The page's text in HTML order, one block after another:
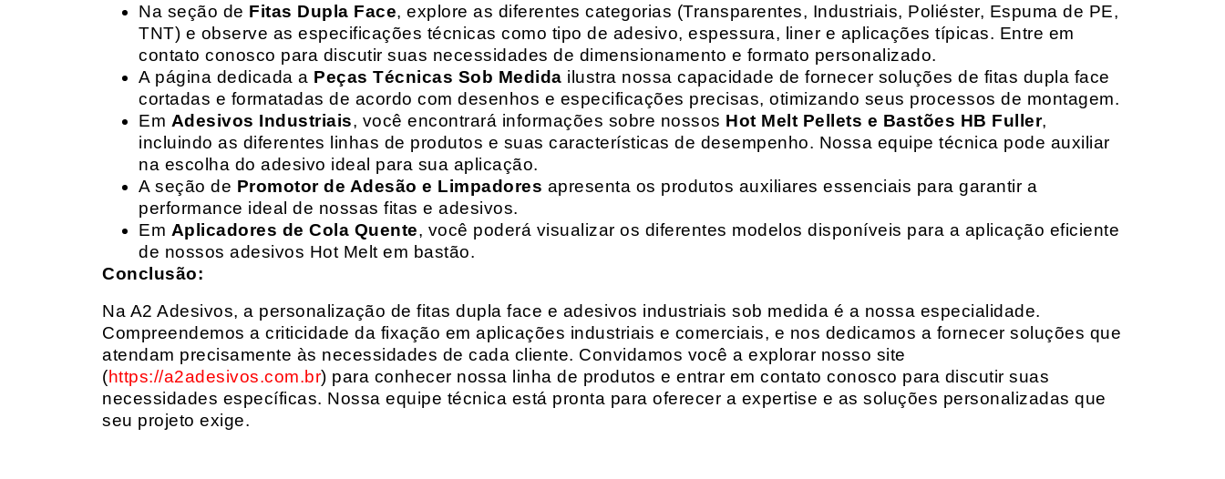
Na seção de Fitas Dupla Face, explore as diferentes categorias (Transparentes, Industriais, Poliéster, Espuma de PE,
TNT) e observe as especificações técnicas como tipo de adesivo, espessura, liner e aplicações típicas. Entre em
contato conosco para discutir suas necessidades de dimensionamento e formato personalizado.
A página dedicada a Peças Técnicas Sob Medida ilustra nossa capacidade de fornecer soluções de fitas dupla face
cortadas e formatadas de acordo com desenhos e especificações precisas, otimizando seus processos de montagem.
Em Adesivos Industriais, você encontrará informações sobre nossos Hot Melt Pellets e Bastões HB Fuller,
incluindo as diferentes linhas de produtos e suas características de desempenho. Nossa equipe técnica pode auxiliar
na escolha do adesivo ideal para sua aplicação.
A seção de Promotor de Adesão e Limpadores apresenta os produtos auxiliares essenciais para garantir a
performance ideal de nossas fitas e adesivos.
Em Aplicadores de Cola Quente, você poderá visualizar os diferentes modelos disponíveis para a aplicação eficiente
de nossos adesivos Hot Melt em bastão.
Conclusão:
Na A2 Adesivos, a personalização de fitas dupla face e adesivos industriais sob medida é a nossa especialidade.
Compreendemos a criticidade da fixação em aplicações industriais e comerciais, e nos dedicamos a fornecer soluções que
atendam precisamente às necessidades de cada cliente. Convidamos você a explorar nosso site
(https://a2adesivos.com.br) para conhecer nossa linha de produtos e entrar em contato conosco para discutir suas
necessidades específicas. Nossa equipe técnica está pronta para oferecer a expertise e as soluções personalizadas que
seu projeto exige.